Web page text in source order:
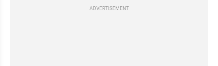
ADVERTISEMENT